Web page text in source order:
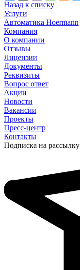
Назад к списку
Услуги
Автоматика Hoermann
Компания
О компании
Отзывы
Лицензии
Документы
Реквизиты
Вопрос ответ
Акции
Новости
Вакансии
Проекты
Пресс-центр
Контакты
Подписка на рассылку